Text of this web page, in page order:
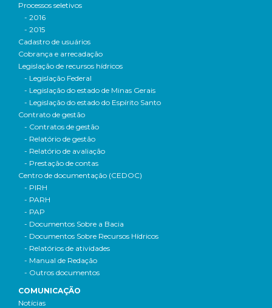
Processos seletivos
- 2016
- 2015
Cadastro de usuários
Cobrança e arrecadação
Legislação de recursos hídricos
- Legislação Federal
- Legislação do estado de Minas Gerais
- Legislação do estado do Espírito Santo
Contrato de gestão
- Contratos de gestão
- Relatório de gestão
- Relatório de avaliação
- Prestação de contas
Centro de documentação (CEDOC)
- PIRH
- PARH
- PAP
- Documentos Sobre a Bacia
- Documentos Sobre Recursos Hídricos
- Relatórios de atividades
- Manual de Redação
- Outros documentos
COMUNICAÇÃO
Notícias